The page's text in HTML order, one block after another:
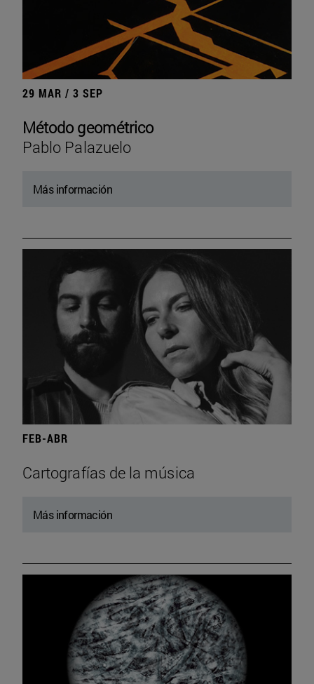
29 MAR / 3 SEP
Método geométrico
Pablo Palazuelo
Más información
FEB-ABR
Cartografías de la música
Más información